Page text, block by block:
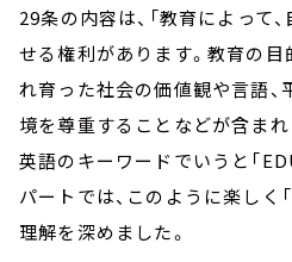
29条の内容は、「教育によって
せる権利があります。教育の目
れ育った社会の価値観や言語、
境を尊重することなどが含まれ
英語のキーワードでいうと「
パートでは、このように楽しく
理解を深めました。